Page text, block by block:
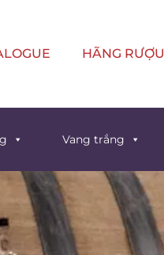
HÃNG RƯỢU
Vang trắng